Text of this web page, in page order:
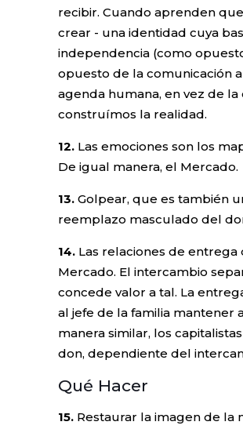
recibir. Cuando aprenden
crear - una identidad cuya
independencia (como
opuesto de la comunicación
agenda humana, en vez de
construímos la realidad.
12. Las emociones son los
De igual manera, el Mercado.
13. Golpear, que es también
reemplazo masculado del
14. Las relaciones de
Mercado. El intercambio
concede valor a tal. La
al jefe de la familia mantener
manera similar, los
don, dependiente del
Qué Hacer
15. Restaurar la imagen de la